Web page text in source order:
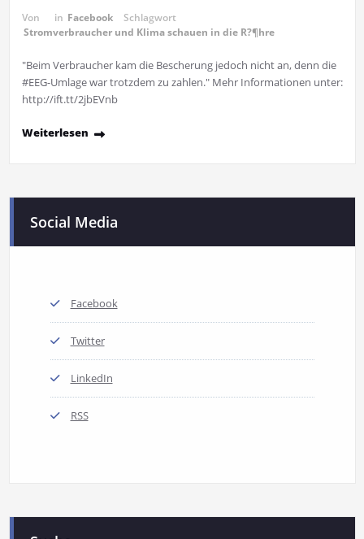
Von in Facebook
Schlagwort
Stromverbraucher und Klima schauen in die R?¶hre
"Beim Verbraucher kam die Bescherung jedoch nicht an, denn die
#EEG-Umlage war trotzdem zu zahlen." Mehr Informationen unter:
http://ift.tt/2jbEVnb
Weiterlesen
Social Media
Facebook
Twitter
LinkedIn
RSS